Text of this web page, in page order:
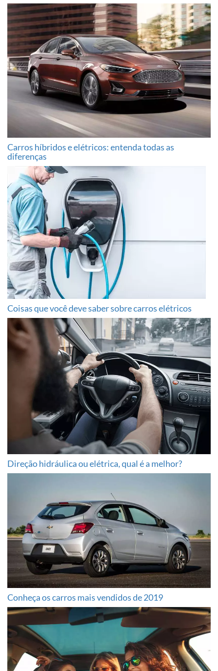
Carros híbridos e elétricos: entenda todas as
diferenças
Coisas que você deve saber sobre carros elétricos
Direção hidráulica ou elétrica, qual é a melhor?
Conheça os carros mais vendidos de 2019